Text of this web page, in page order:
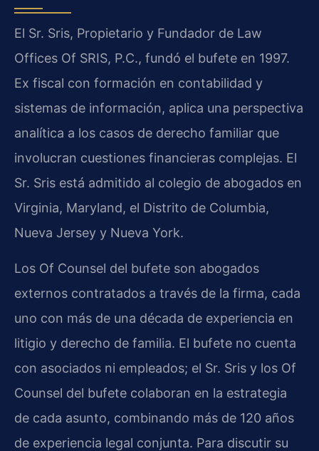
El Sr. Sris, Propietario y Fundador de Law
Offices Of SRIS, P.C., fundó el bufete en 1997.
Ex fiscal con formación en contabilidad y
sistemas de información, aplica una perspectiva
analítica a los casos de derecho familiar que
involucran cuestiones financieras complejas. El
Sr. Sris está admitido al colegio de abogados en
Virginia, Maryland, el Distrito de Columbia,
Nueva Jersey y Nueva York.
Los Of Counsel del bufete son abogados
externos contratados a través de la firma, cada
uno con más de una década de experiencia en
litigio y derecho de familia. El bufete no cuenta
con asociados ni empleados; el Sr. Sris y los Of
Counsel del bufete colaboran en la estrategia
de cada asunto, combinando más de 120 años
de experiencia legal conjunta. Para discutir su